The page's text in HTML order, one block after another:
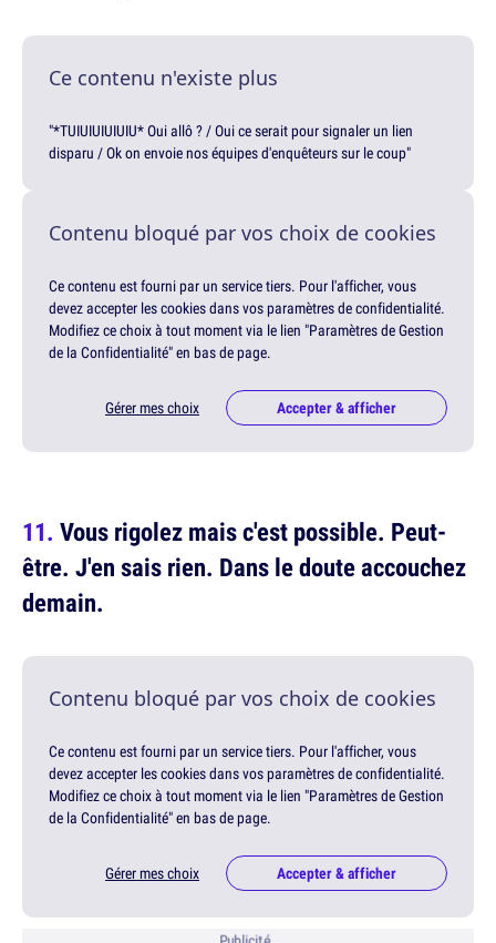
Ce contenu n'existe plus
"*TUIUIUIUIUIU* Oui allô ? / Oui ce serait pour signaler un lien
disparu / Ok on envoie nos équipes d'enquêteurs sur le coup"
Contenu bloqué par vos choix de cookies
Ce contenu est fourni par un service tiers. Pour l'afficher, vous
devez accepter les cookies dans vos paramètres de confidentialité.
Modifiez ce choix à tout moment via le lien "Paramètres de Gestion
de la Confidentialité" en bas de page.
Gérer mes choix Accepter & afficher
Vous rigolez mais c'est possible. Peut-
être. J'en sais rien. Dans le doute accouchez
demain.
Contenu bloqué par vos choix de cookies
Ce contenu est fourni par un service tiers. Pour l'afficher, vous
devez accepter les cookies dans vos paramètres de confidentialité.
Modifiez ce choix à tout moment via le lien "Paramètres de Gestion
de la Confidentialité" en bas de page.
Gérer mes choix Accepter & afficher